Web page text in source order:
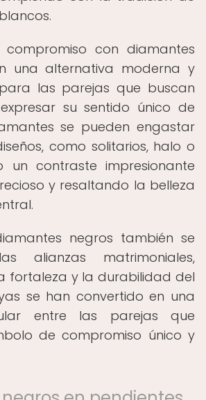
compromiso con diamantes
una alternativa moderna y
las parejas que buscan
su sentido único de
se pueden engastar
como solitarios, halo o
un contraste impresionante
y resaltando la belleza
negros también se
alianzas matrimoniales,
fortaleza y la durabilidad del
se han convertido en una
entre las parejas que
de compromiso único y